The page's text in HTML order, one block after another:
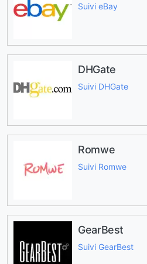
Suivi eBay
DHGate
Suivi DHGate
Romwe
Suivi Romwe
GearBest
Suivi GearBest